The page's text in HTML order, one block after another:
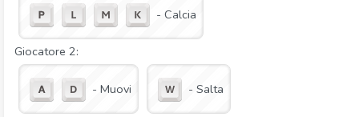
- Calcia
Giocatore 2:
- Muovi - Salta